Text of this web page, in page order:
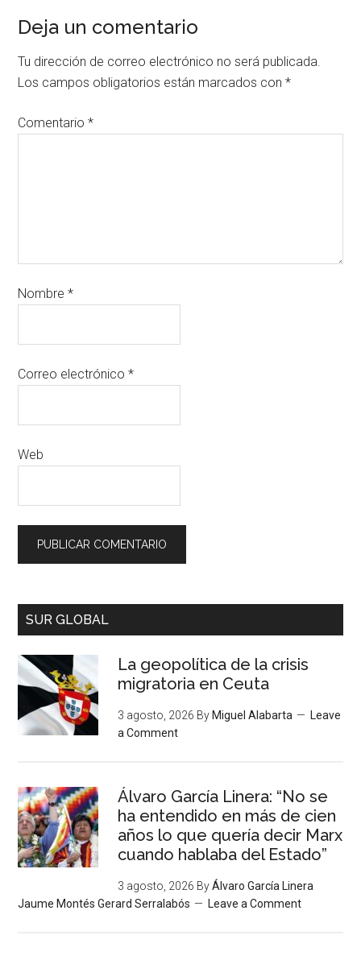
Deja un comentario
Tu dirección de correo electrónico no será publicada.
Los campos obligatorios están marcados con*
Comentario*
Nombre*
Correo electrónico*
Web
SUR GLOBAL
La geopolítica de la crisis
migratoria en Ceuta
3 agosto, 2026 By Miguel Alabarta
Leave
a Comment
Álvaro García Linera: “No se
ha entendido en más de cien
años lo que quería decir Marx
cuando hablaba del Estado”
3 agosto, 2026 ByÁlvaro García Linera
Jaume Montés Gerard Serralabós
Leave a Comment